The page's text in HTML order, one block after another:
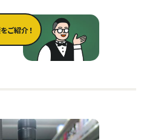
ご紹介！